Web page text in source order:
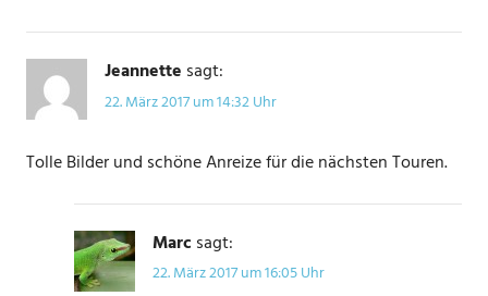
Jeannette sagt:
22. März 2017 um 14:32 Uhr
Tolle Bilder und schöne Anreize für die nächsten Touren.
Marc sagt:
22. März 2017 um 16:05 Uhr